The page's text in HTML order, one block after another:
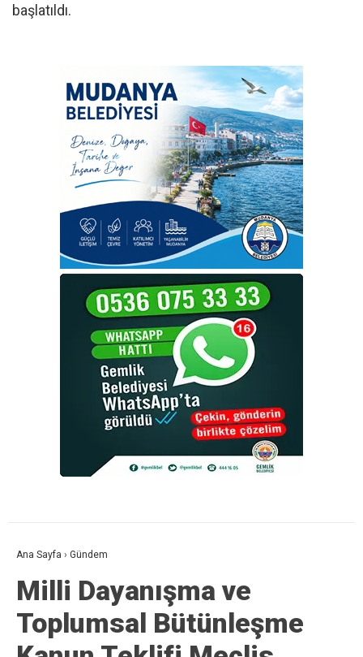
başlatıldı.
Ana Sayfa › Gündem
Milli Dayanışma ve
Toplumsal Bütünleşme